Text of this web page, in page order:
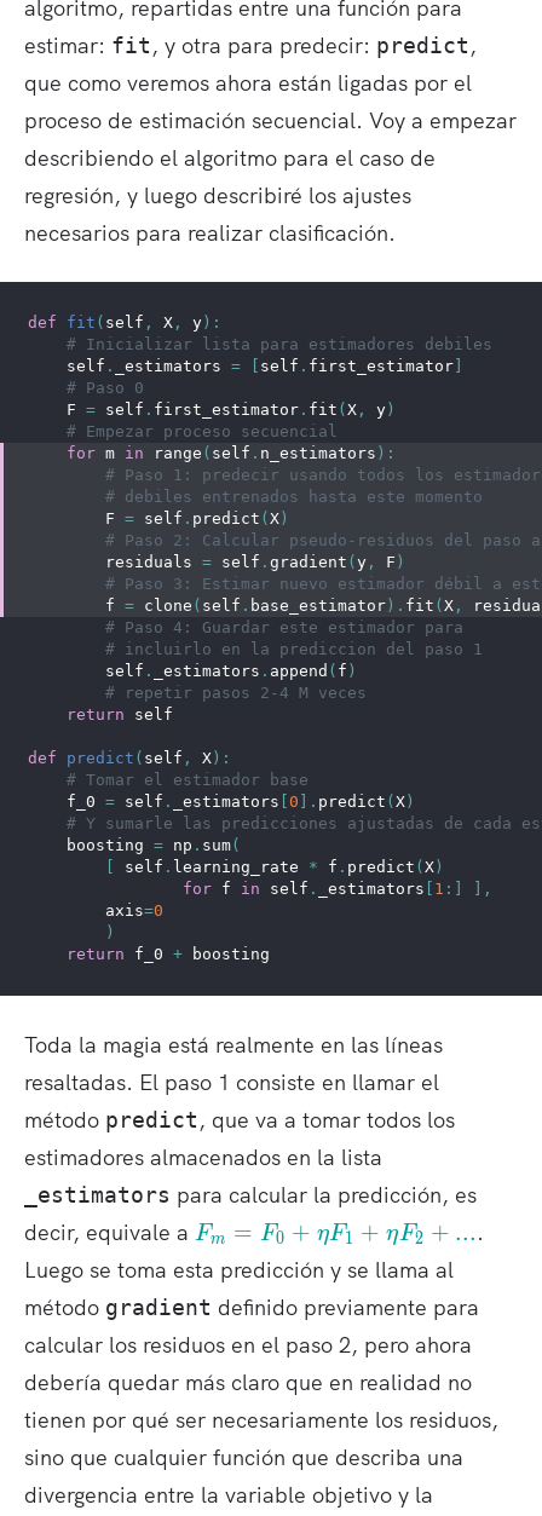
algoritmo, repartidas entre una función para
estimar: fit, y otra para predecir: predict,
que como veremos ahora están ligadas por el
proceso de estimación secuencial. Voy a empezar
describiendo el algoritmo para el caso de
regresión, y luego describiré los ajustes
necesarios para realizar clasificación.
def fit ( self , X , y ) :
# Inicializar lista para estimadores debiles
    self
. _estimators = self . first_estimator
# Paso 0
    F
= self . first_estimator . fit ( X , y )
# Empezar proceso secuencial
for m in range ( self . n_estimators ) :
# Paso 1: predecir usando todos los
# debiles entrenados hasta este momento
        F
= self . predict ( X )
# Paso 2: Calcular pseudo-residuos del paso
        residuals
= self . gradient ( y , F )
# Paso 3: Estimar nuevo estimador débil a
        f
= clone ( self . base_estimator ) . fit ( X ,
# Paso 4: Guardar este estimador para
# incluirlo en la prediccion del paso 1
        self
. _estimators . append ( f )
# repetir pasos 2-4 M veces
return self
def predict ( self , X ) :
# Tomar el estimador base
    f_0
= self . _estimators 0 . predict ( X )
# Y sumarle las predicciones ajustadas de cada
    boosting
= np . sum(
self . learning_rate * f . predict ( X )
for f in self . _estimators 1 :
,
        axis
=0
)
return f_0 + boosting
Toda la magia está realmente en las líneas
resaltadas. El paso 1 consiste en llamar el
método predict, que va a tomar todos los
estimadores almacenados en la lista
_estimators para calcular la predicción, es
decir, equivale a F
_
m
=
F
_
+
\
et
Fm = F0 + ηF1 + ηF2 + ....
Luego se toma esta predicción y se llama al
método gradient definido previamente para
calcular los residuos en el paso 2, pero ahora
debería quedar más claro que en realidad no
tienen por qué ser necesariamente los residuos,
sino que cualquier función que describa una
divergencia entre la variable objetivo y la